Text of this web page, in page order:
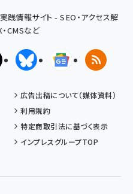
践情報サイト - SEO・アクセス解
・CMSなど
X(エックス)BlueskyGoogleニュ
RSS
広告出稿について（媒体資料）
利用規約
特定商取引法に基づく表示
インプレスグループTOP